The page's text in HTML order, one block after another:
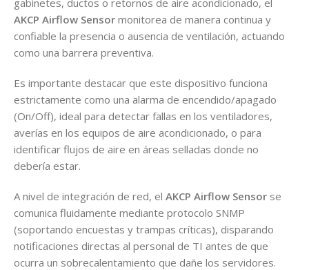
AKCP Airflow Sensor monitorea de manera continua y
confiable la presencia o ausencia de ventilación, actuando
como una barrera preventiva.
Es importante destacar que este dispositivo funciona
estrictamente como una alarma de encendido/apagado
(On/Off), ideal para detectar fallas en los ventiladores,
averías en los equipos de aire acondicionado, o para
identificar flujos de aire en áreas selladas donde no
debería estar.
A nivel de integración de red, el AKCP Airflow Sensor se
comunica fluidamente mediante protocolo SNMP
(soportando encuestas y trampas críticas), disparando
notificaciones directas al personal de TI antes de que
ocurra un sobrecalentamiento que dañe los servidores.